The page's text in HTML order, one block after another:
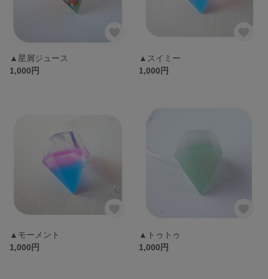
▲星屑ジュース
1,000円
▲スイミー
1,000円
▲モーメント
1,000円
▲トゥトゥ
1,000円